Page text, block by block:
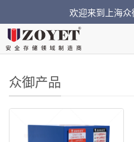
欢迎来到上海
您的位置：主页
众御产品